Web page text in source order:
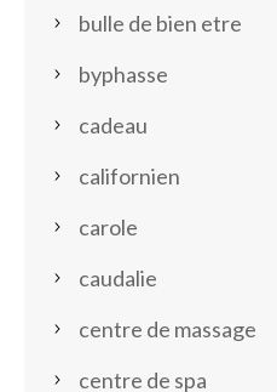
bulle de bien etre
byphasse
cadeau
californien
carole
caudalie
centre de massage
centre de spa